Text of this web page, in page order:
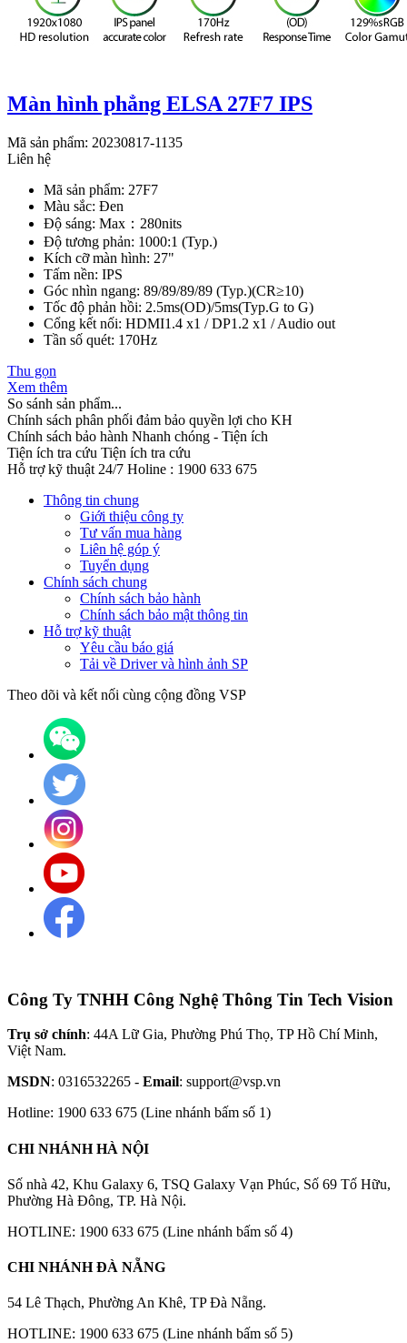
Màn hình phẳng ELSA 27F7 IPS
Mã sản phẩm: 20230817-1135
Liên hệ
Mã sản phẩm: 27F7
Màu sắc: Đen
Độ sáng: Max：280nits
Độ tương phản: 1000:1 (Typ.)
Kích cỡ màn hình: 27"
Tấm nền: IPS
Góc nhìn ngang: 89/89/89/89 (Typ.)(CR≥10)
Tốc độ phản hồi: 2.5ms(OD)/5ms(Typ.G to G)
Cổng kết nối: HDMI1.4 x1 / DP1.2 x1 / Audio out
Tần số quét: 170Hz
Thu gọn
Xem thêm
So sánh sản phẩm...
Chính sách phân phối đảm bảo quyền lợi cho KH
Chính sách bảo hành Nhanh chóng - Tiện ích
Tiện ích tra cứu Tiện ích tra cứu
Hỗ trợ kỹ thuật 24/7 Holine : 1900 633 675
Thông tin chung
Giới thiệu công ty
Tư vấn mua hàng
Liên hệ góp ý
Tuyển dụng
Chính sách chung
Chính sách bảo hành
Chính sách bảo mật thông tin
Hỗ trợ kỹ thuật
Yêu cầu báo giá
Tải về Driver và hình ảnh SP
Theo dõi và kết nối cùng cộng đồng VSP
Công Ty TNHH Công Nghệ Thông Tin Tech Vision
Trụ sở chính: 44A Lữ Gia, Phường Phú Thọ, TP Hồ Chí Minh,
Việt Nam.
MSDN: 0316532265 - Email: support@vsp.vn
Hotline: 1900 633 675 (Line nhánh bấm số 1)
CHI NHÁNH HÀ NỘI
Số nhà 42, Khu Galaxy 6, TSQ Galaxy Vạn Phúc, Số 69 Tố Hữu,
Phường Hà Đông, TP. Hà Nội.
HOTLINE: 1900 633 675 (Line nhánh bấm số 4)
CHI NHÁNH ĐÀ NẴNG
54 Lê Thạch, Phường An Khê, TP Đà Nẵng.
HOTLINE: 1900 633 675 (Line nhánh bấm số 5)